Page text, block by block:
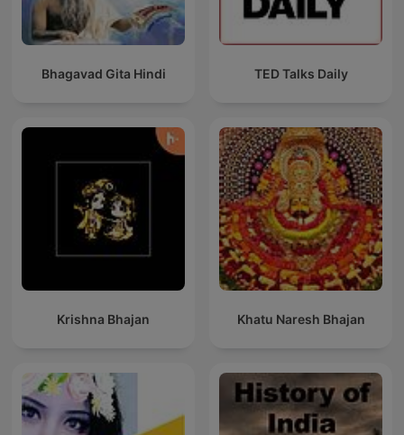
Bhagavad Gita Hindi TED Talks Daily
Krishna Bhajan Khatu Naresh Bhajan